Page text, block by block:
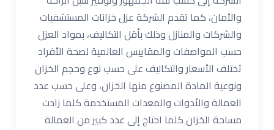
والأمان، كما تقدم الشركة عزل خزانات المستشفيات
والشركات والمنازل وذلك بأقل التكاليف، بمواد العزل
حسب المواصفات والمقاييس العالمية لصحة الأفراد
تختلف الأسعار والتكاليف على حسب نوع وحجم الخزان
ونوعية المادة المصنوع منها الخزان، وعلى حسب عدد
العمالة والأدوات والمعدات المستخدمة كلما زادت
مساحة الخزان كلما احتاج إلى عدد كبير من العمالة